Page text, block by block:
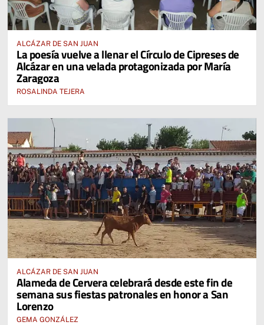
ALCÁZAR DE SAN JUAN
La poesía vuelve a llenar el Círculo de Cipreses de
Alcázar en una velada protagonizada por María
Zaragoza
ROSALINDA TEJERA
ALCÁZAR DE SAN JUAN
Alameda de Cervera celebrará desde este fin de
semana sus fiestas patronales en honor a San
Lorenzo
GEMA GONZÁLEZ